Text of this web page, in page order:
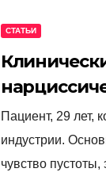
СТАТЬИ
Пациент, 29 лет,
индустрии.
чувство пустоты,